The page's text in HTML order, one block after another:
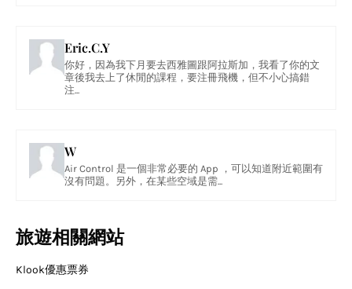
Eric.C.Y
你好，因為我下月要去西雅圖跟阿拉斯加，我看了你的文
章後我去上了休閒的課程，要注冊飛機，但不小心搞錯
注...
W
Air Control 是一個非常必要的 App ，可以知道附近範圍有
沒有問題。另外，在某些空域是需...
旅遊相關網站
Klook優惠票券